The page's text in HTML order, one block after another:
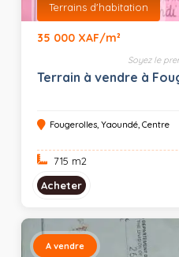
Terrains d'habitation
35 000 XAF/m²
Soyez le
Terrain à vendre à
Fougerolles, Yaoundé, Centre
715 m2
Acheter
A vendre